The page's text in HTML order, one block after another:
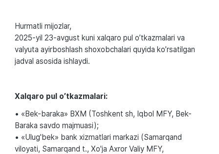
Hurmatli mijozlar,
2025-yil 23-avgust kuni xalqaro pul o’tkazmalari va
valyuta ayirboshlash shoxobchalari quyida ko’rsatilgan
jadval asosida ishlaydi.
Xalqaro pul o’tkazmalari:
• «Bek-baraka» BXM (Toshkent sh, Iqbol MFY, Bek-
Baraka savdo majmuasi);
• «Ulug'bek» bank xizmatlari markazi (Samarqand
viloyati, Samarqand t., Xo'ja Axror Valiy MFY,